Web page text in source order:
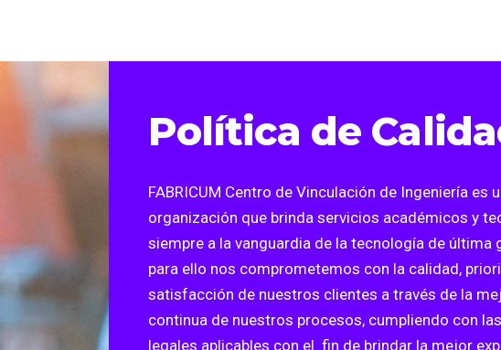
Política de
FABRICUM Centro de Vinculación de Ingeniería es
organización que brinda servicios académicos y
siempre a la vanguardia de la tecnología de última
para ello nos comprometemos con la calidad,
satisfacción de nuestros clientes a través de la
continua de nuestros procesos, cumpliendo con
legales aplicables con el fin de brindar la mejor